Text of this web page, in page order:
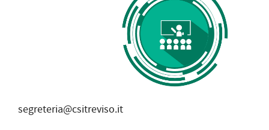
segreteria@csitreviso.it